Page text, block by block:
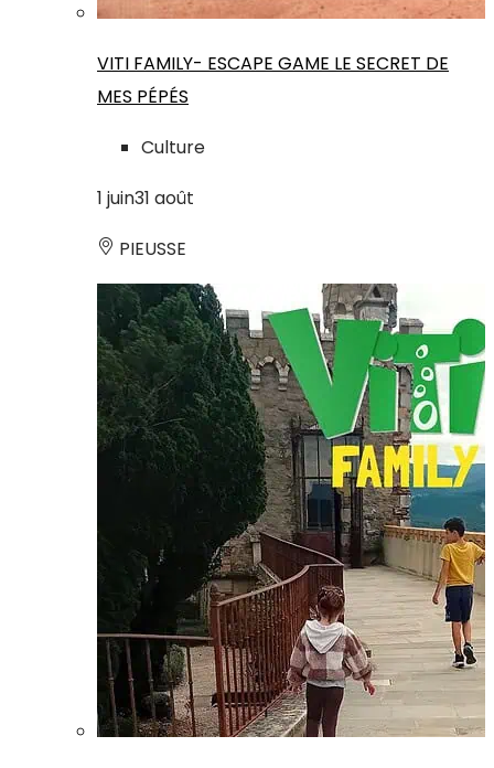
VITI FAMILY- ESCAPE GAME LE SECRET DE
MES PÉPÉS
Culture
1 juin31 août
PIEUSSE